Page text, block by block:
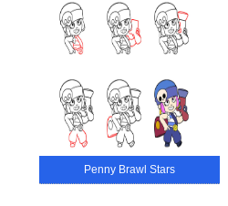
Penny Brawl Stars